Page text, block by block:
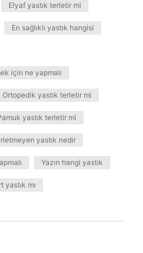
Elyaf yastık terletir mi
En sağlıklı yastık hangisi
için ne yapmalı
Ortopedik yastık terletir mi
yastık terletir mi
yastık nedir
Yazın hangi yastık
yastık mı